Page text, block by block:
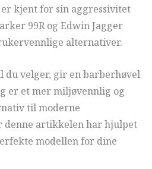
kjent for sin aggressivitet
99R og Edwin Jagger
alternativer.
du velger, gir en barberhøvel
er et mer miljøvennlig og
til moderne
denne artikkelen har hjulpet
modellen for dine